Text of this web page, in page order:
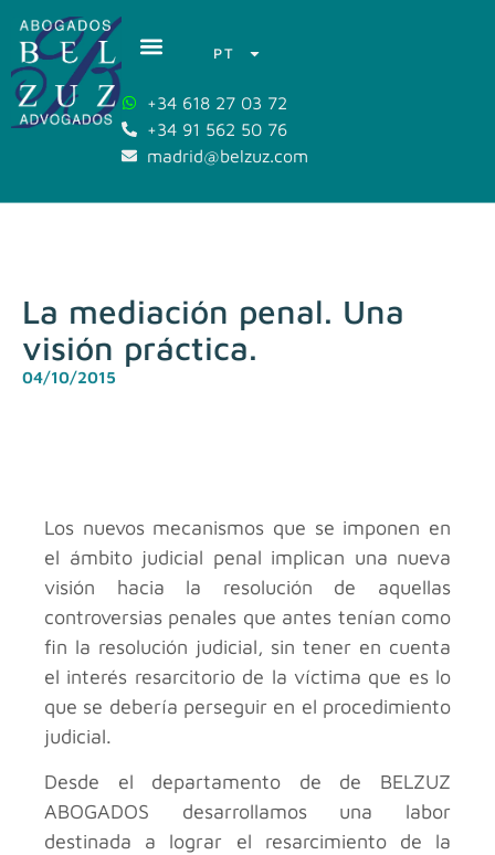
PT
+34 618 27 03 72
+34 91 562 50 76
madrid@belzuz.com
La mediación penal. Una
visión práctica.
04/10/2015
Los nuevos mecanismos que se imponen en
el ámbito judicial penal implican una nueva
visión hacia la resolución de aquellas
controversias penales que antes tenían como
fin la resolución judicial, sin tener en cuenta
el interés resarcitorio de la víctima que es lo
que se debería perseguir en el procedimiento
judicial.
Desde el departamento de de BELZUZ
ABOGADOS desarrollamos una labor
destinada a lograr el resarcimiento de la